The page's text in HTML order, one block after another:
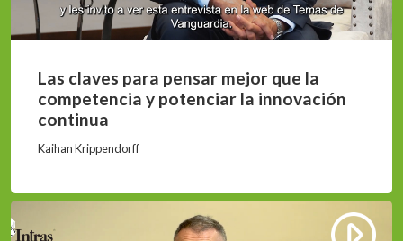
Las claves para pensar mejor que la
competencia y potenciar la innovación
continua
Kaihan Krippendorff